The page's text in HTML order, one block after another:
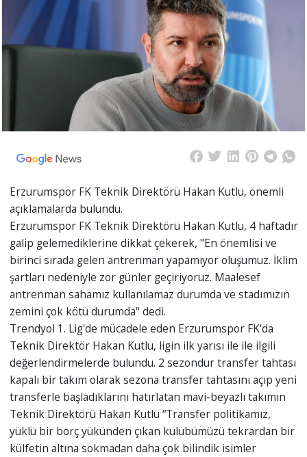
Erzurumspor FK Teknik Direktörü Hakan Kutlu, önemli
açıklamalarda bulundu.
Erzurumspor FK Teknik Direktörü Hakan Kutlu, 4 haftadır
galip gelemediklerine dikkat çekerek, "En önemlisi ve
birinci sırada gelen antrenman yapamıyor oluşumuz. İklim
şartları nedeniyle zor günler geçiriyoruz. Maalesef
antrenman sahamız kullanılamaz durumda ve stadımızın
zemini çok kötü durumda" dedi.
Trendyol 1. Lig'de mücadele eden Erzurumspor FK'da
Teknik Direktör Hakan Kutlu, ligin ilk yarısı ile ile ilgili
değerlendirmelerde bulundu. 2 sezondur transfer tahtası
kapalı bir takım olarak sezona transfer tahtasını açıp yeni
transferle başladıklarını hatırlatan mavi-beyazlı takımın
Teknik Direktörü Hakan Kutlu “Transfer politikamız,
yüklü bir borç yükünden çıkan kulübümüzü tekrardan bir
külfetin altına sokmadan daha çok bilindik isimler